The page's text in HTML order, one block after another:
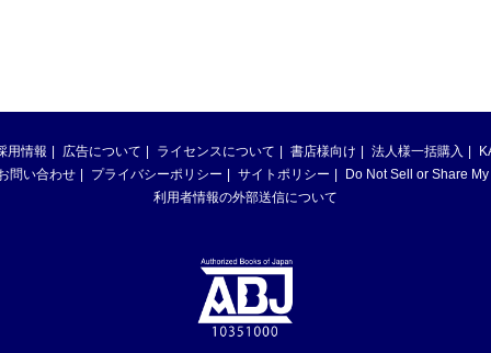
用情報 広告について ライセンスについて 書店様向け 法人様一括購入
問い合わせ
プライバシーポリシー サイトポリシー
Do Not Sell or Share
利用者情報の外部送信について